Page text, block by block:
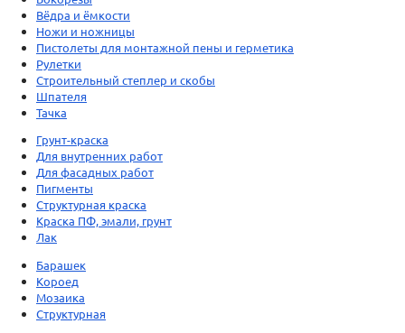
Вёдра и ёмкости
Ножи и ножницы
Пистолеты для монтажной пены и герметика
Рулетки
Строительный степлер и скобы
Шпателя
Тачка
Грунт-краска
Для внутренних работ
Для фасадных работ
Пигменты
Структурная краска
Краска ПФ, эмали, грунт
Лак
Барашек
Короед
Мозаика
Структурная